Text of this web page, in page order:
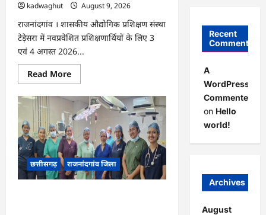
kadwaghut
August 9, 2026
राजनांदगांव । शासकीय औद्योगिक प्रशिक्षण संस्था
टेड़ेसरा में नवप्रवेशित प्रशिक्षणार्थियों के लिए 3
एवं 4 अगस्त 2026...
Read MoreRead
more
राजनांदगांव
आईटीआई
टेड़ेसरा
में
नव
कौशल
पथ
नई
राह
नया
छत्तीसगढ़ राजनांदगांव जिला
Recent
Comments
A
WordPress
Commenter
on Hello
world!
Archives
August